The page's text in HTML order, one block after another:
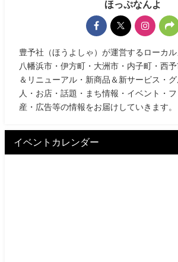
ほっぷなんよ
豊予社（ほうよしゃ）が運営するローカル
八幡浜市・伊方町・大洲市・内子町・西
＆リニューアル・新商品＆新サービス・グ
人・お店・話題・まち情報・イベント・
産・広告等の情報をお届けしていきます。
イベントカレンダー